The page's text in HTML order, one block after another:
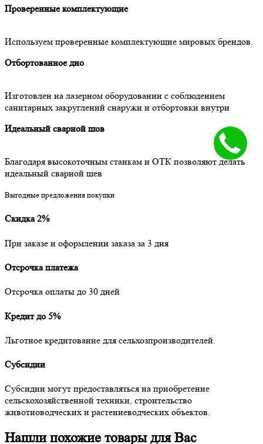
Проверенные комплектующие
Используем проверенные комплектующие мировых брендов.
Отбортованное дно
Изготовлен на лазерном оборудовании с соблюдением
санитарных закруглений снаружи и отбортовки внутри
Идеальный сварной шов
Благодаря высокоточным станкам и ОТК позволяют делать
идеальный сварной шев
Выгодные предложения покупки
Скидка 2%
При заказе и оформлении заказа за 3 дня
Отсрочка платежа
Отсрочка оплаты до 30 дней
Кредит до 5%
Льготное кредитование для сельхозпроизводителей.
Субсидии
Субсидии могут предоставляться на приобретение
сельскохозяйственной техники, строительство
животноводческих и растениеводческих объектов.
Нашли похожие товары для Вас